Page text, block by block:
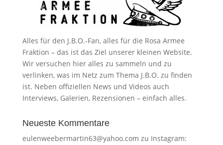
Alles für den J.B.O.-Fan, alles für die Rosa Armee
Fraktion – das ist das Ziel unserer kleinen Website.
Wir versuchen hier alles zu sammeln und zu
verlinken, was im Netz zum Thema J.B.O. zu finden
ist. Neben offiziellen News und Videos auch
Interviews, Galerien, Rezensionen – einfach alles.
Neueste Kommentare
eulenweebermartin63@yahoo.com zu Instagram: